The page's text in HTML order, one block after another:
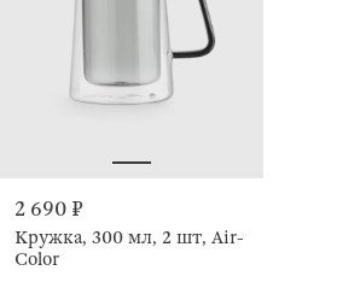
2 690 ₽
Кружка, 300 мл, 2 шт, Air-
Color